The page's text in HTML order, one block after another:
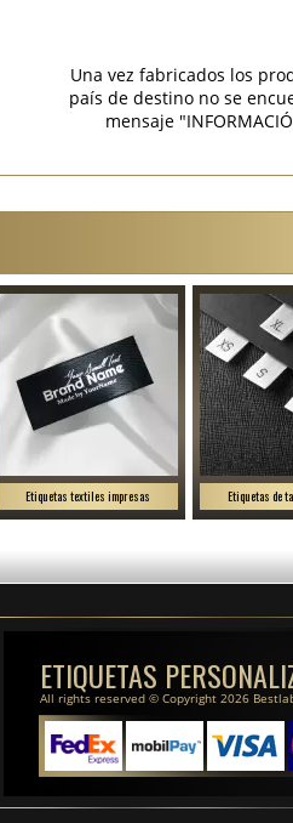
Una vez fabricados los
país de destino no se
mensaje
Etiquetas textiles impresas Etiquetas de
ETIQUETAS
All rights reserved © Copyright 2026